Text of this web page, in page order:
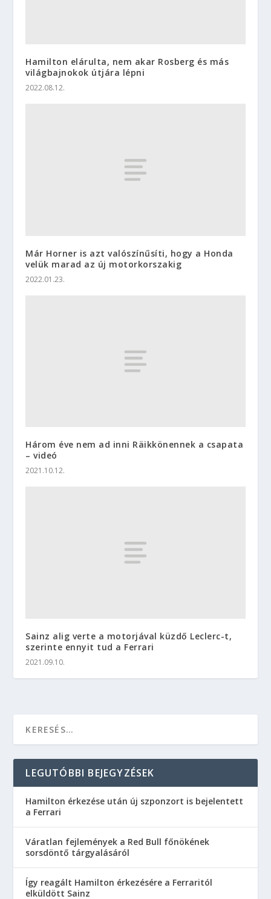
Hamilton elárulta, nem akar Rosberg és más
világbajnokok útjára lépni
2022.08.12.
Már Horner is azt valószínűsíti, hogy a Honda
velük marad az új motorkorszakig
2022.01.23.
Három éve nem ad inni Räikkönennek a csapata
– videó
2021.10.12.
Sainz alig verte a motorjával küzdő Leclerc-t,
szerinte ennyit tud a Ferrari
2021.09.10.
LEGUTÓBBI BEJEGYZÉSEK
Hamilton érkezése után új szponzort is bejelentett
a Ferrari
Váratlan fejlemények a Red Bull főnökének
sorsdöntő tárgyalásáról
Így reagált Hamilton érkezésére a Ferraritól
elküldött Sainz